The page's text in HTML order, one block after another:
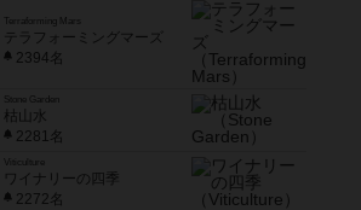
Terraforming Mars
テラフォーミングマーズ
2394名
Stone Garden
枯山水
2281名
Viticulture
ワイナリーの四季
2272名